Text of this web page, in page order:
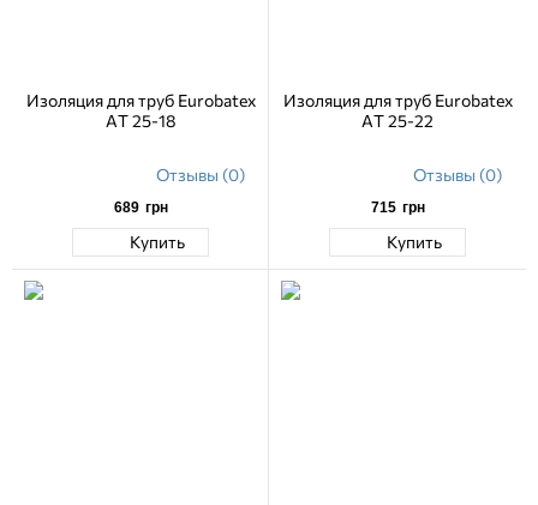
Изоляция для труб Eurobatex
AT 25-18
Отзывы (0)
689 грн
Купить
Изоляция для труб Eurobatex
AT 25-22
Отзывы (0)
715 грн
Купить